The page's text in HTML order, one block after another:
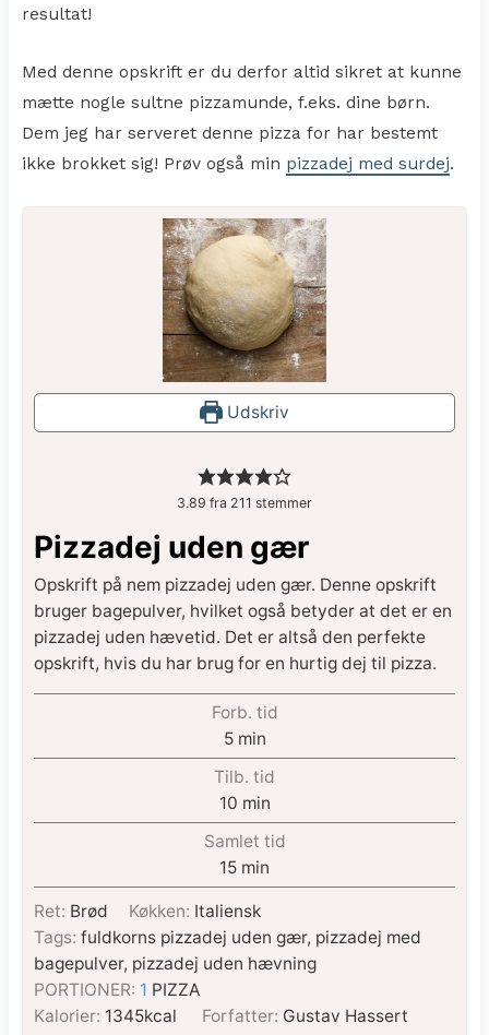
resultat!
Med denne opskrift er du derfor altid sikret at kunne
mætte nogle sultne pizzamunde, f.eks. dine børn.
Dem jeg har serveret denne pizza for har bestemt
ikke brokket sig! Prøv også min pizzadej med surdej.
Udskriv
3.89 fra 211 stemmer
Pizzadej uden gær
Opskrift på nem pizzadej uden gær. Denne opskrift
bruger bagepulver, hvilket også betyder at det er en
pizzadej uden hævetid. Det er altså den perfekte
opskrift, hvis du har brug for en hurtig dej til pizza.
Forb. tid
5 min
Tilb. tid
10 min
Samlet tid
15 min
Ret: Brød Køkken: Italiensk
Tags:fuldkorns pizzadej uden gær, pizzadej med
bagepulver, pizzadej uden hævning
PORTIONER: 1 PIZZA
Kalorier: 1345kcal Forfatter: Gustav Hassert